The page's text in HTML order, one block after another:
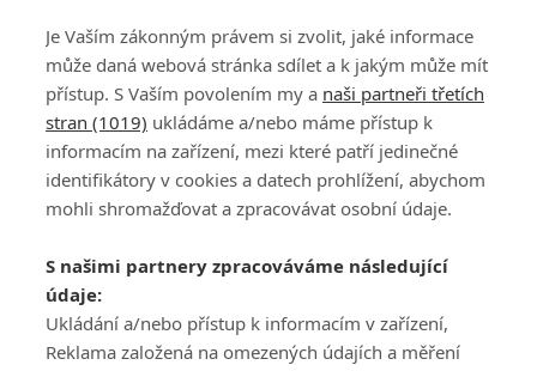
PŘIHLÁSIT
REGISTROVAT
DISKUZE
Šéfredaktorkou webu jePetr Slavík, e-mailserialy@fandimefilmu.cz
Máte-li zájem o inzerci na našem webu napište nám na e-mail
studio@koncal.com
Ochrana osobních údajů|Zásady používání cookies |Pravidla webu
Je Vaším zákonným právem si zvolit, jaké informace
může daná webová stránka sdílet a k jakým může mít
přístup. S Vaším povolením my a naši partneři třetích
stran (1019) ukládáme a/nebo máme přístup k
informacím na zařízení, mezi které patří jedinečné
identifikátory v cookies a datech prohlížení, abychom
mohli shromažďovat a zpracovávat osobní údaje.
S našimi partnery zpracováváme následující
údaje:
Ukládání a/nebo přístup k informacím v zařízení,
Reklama založená na omezených údajích a měření